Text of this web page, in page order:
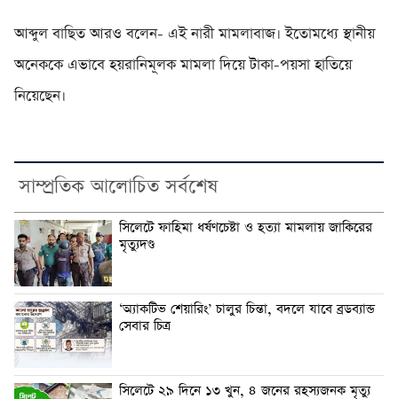
আব্দুল বাছিত আরও বলেন- এই নারী মামলাবাজ। ইতোমধ্যে স্থানীয়
অনেককে এভাবে হয়রানিমূলক মামলা দিয়ে টাকা-পয়সা হাতিয়ে
নিয়েছেন।
সাম্প্রতিক আলোচিত সর্বশেষ
সিলেটে ফাহিমা ধর্ষণচেষ্টা ও হত্যা মামলায় জাকিরের
মৃত্যুদণ্ড
‘অ্যাকটিভ শেয়ারিং’ চালুর চিন্তা, বদলে যাবে ব্রডব্যান্ড
সেবার চিত্র
সিলেটে ২৯ দিনে ১৩ খুন, ৪ জনের রহস্যজনক মৃত্যু